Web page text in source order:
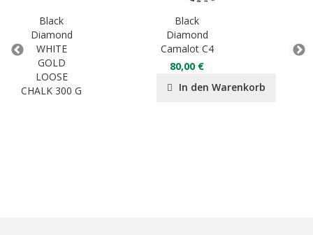
Black
Diamond
WHITE
GOLD
LOOSE
CHALK 300 G
Black
Diamond
Camalot C4
80,00 €
In den Warenkorb